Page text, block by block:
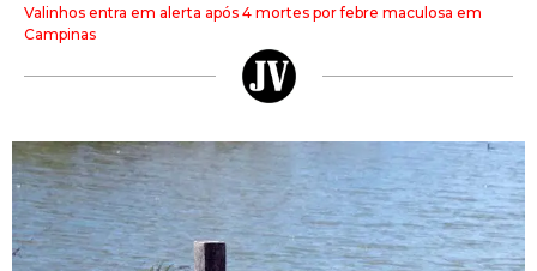
Valinhos entra em alerta após 4 mortes por febre maculosa em
Campinas